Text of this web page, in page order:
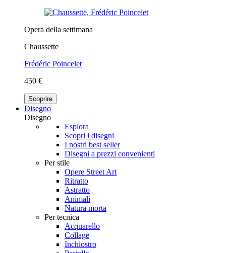
Opera della settimana
Chaussette
Frédéric Poincelet
450 €
Scoprire
Disegno
Disegno
Esplora
Scopri i disegni
I nostri best seller
Disegni a prezzi convenienti
Per stile
Opere Street Art
Ritratto
Astratto
Animali
Natura morta
Per tecnica
Acquarello
Collage
Inchiostro